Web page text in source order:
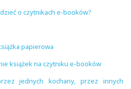
o czytnikach e-booków?
papierowa
książek na czytniku e-booków
jednych kochany, przez innych